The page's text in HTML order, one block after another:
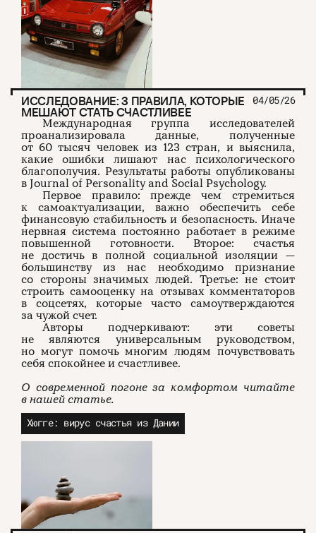
ИССЛЕДОВАНИЕ: 3 ПРАВИЛА, КОТОРЫЕ
МЕШАЮТ СТАТЬ СЧАСТЛИВЕЕ
04/05/26
Международная группа исследователей
проанализировала данные, полученные
от 60 тысяч человек из 123 стран, и выяснила,
какие ошибки лишают нас психологического
благополучия. Результаты работы опубликованы
в Journal of Personality and Social Psychology.
Первое правило: прежде чем стремиться
к самоактуализации, важно обеспечить себе
финансовую стабильность и безопасность. Иначе
нервная система постоянно работает в режиме
повышенной готовности. Второе: счастья
не достичь в полной социальной изоляции —
большинству из нас необходимо признание
со стороны значимых людей. Третье: не стоит
строить самооценку на отзывах комментаторов
в соцсетях, которые часто самоутверждаются
за чужой счет.
Авторы подчеркивают: эти советы
не являются универсальным руководством,
но могут помочь многим людям почувствовать
себя спокойнее и счастливее.
О современной погоне за комфортом читайте
в нашей статье.
Хюгге: вирус счастья из Дании